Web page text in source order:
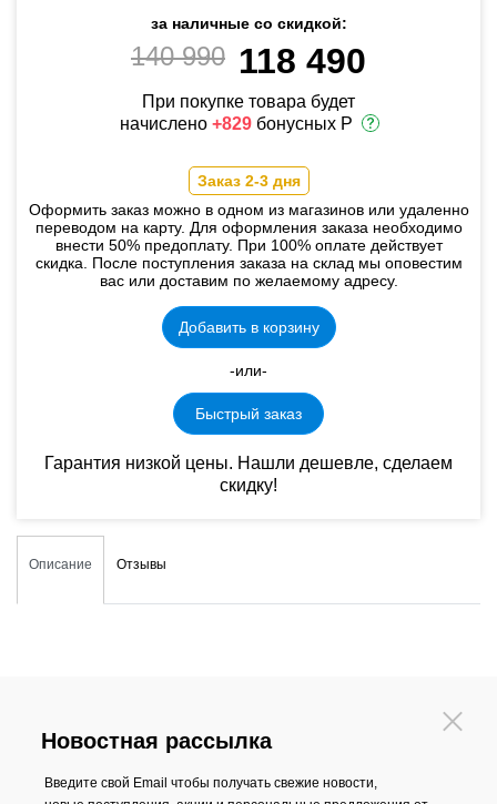
за наличные со скидкой:
140 990 118 490
При покупке товара будет
начислено +829 бонусных Р
Заказ 2-3 дня
Оформить заказ можно в одном из магазинов или удаленно
переводом на карту. Для оформления заказа необходимо
внести 50% предоплату. При 100% оплате действует
скидка. После поступления заказа на склад мы оповестим
вас или доставим по желаемому адресу.
Добавить в корзину
-или-
Быстрый заказ
Гарантия низкой цены. Нашли дешевле, сделаем
скидку!
Описание Отзывы
Новостная рассылка
Введите свой Email чтобы получать свежие новости,